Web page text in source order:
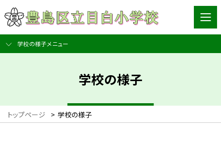
学校の様子メニュー
学校の様子
トップページ > 学校の様子